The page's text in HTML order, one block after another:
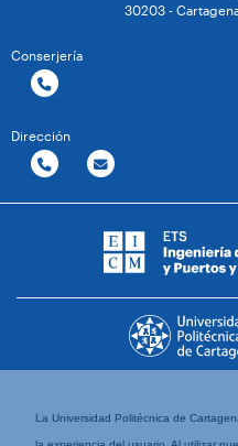
La Universidad Politécnica de
30203 -
Conserjería
Dirección